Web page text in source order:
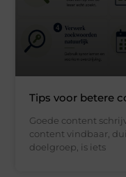
Tips voor betere
Goede content
content vindbaar,
doelgroep, is iets